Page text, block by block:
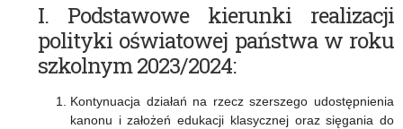
I. Podstawowe kierunki realizacji
polityki oświatowej państwa w roku
szkolnym 2023/2024:
Kontynuacja działań na rzecz szerszego udostępnienia
kanonu i założeń edukacji klasycznej oraz sięgania do
Mazurskiego
Kuratora
Oświaty
na